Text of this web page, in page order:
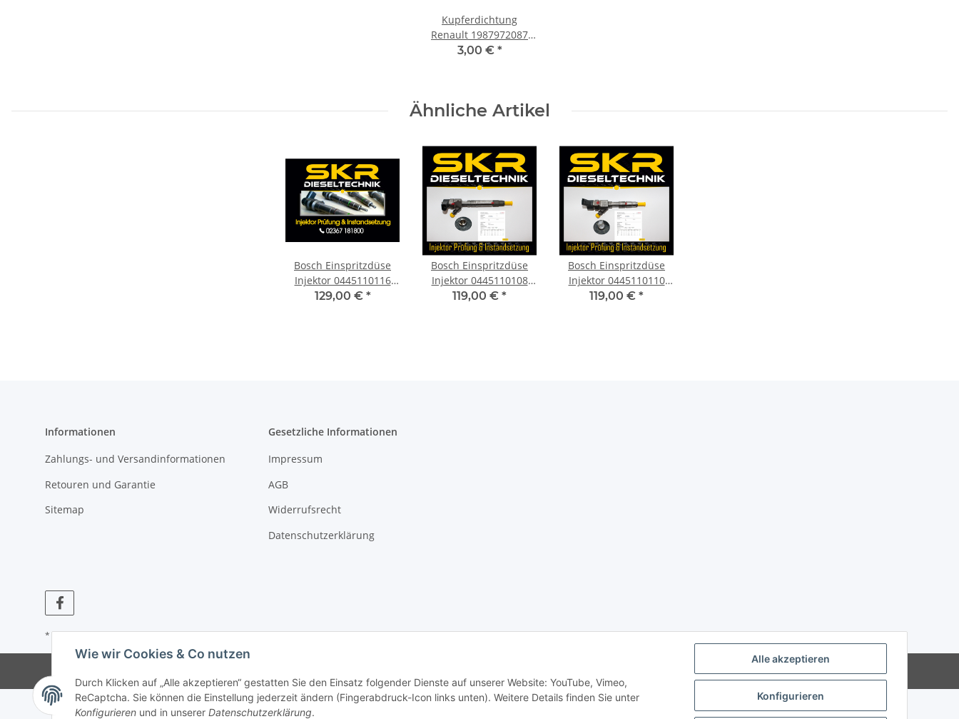
Alle akzeptieren
Konfigurieren
Wie wir Cookies & Co nutzen
Durch Klicken auf „Alle akzeptieren“ gestatten Sie den Einsatz folgender Dienste auf unserer Website: YouTube, Vimeo,
ReCaptcha. Sie können die Einstellung jederzeit ändern (Fingerabdruck-Icon links unten). Weitere Details finden Sie unter
Konfigurieren und in unserer Datenschutzerklärung.
Kupferdichtung
Renault 1987972087
7703062072 Dichtring
3,00 € *
Ähnliche Artikel
Bosch Einspritzdüse
Injektor 0445110116
Mercedes A-KLasse CDI
129,00 € *
Bosch Einspritzdüse
Injektor 0445110108
Mercedes A6110701487
119,00 € *
Bosch Einspritzdüse
Injektor 0445110110
Renault Laguna 1.9 dCi
119,00 € *
Informationen
Zahlungs- und Versandinformationen
Retouren und Garantie
Sitemap
Gesetzliche Informationen
Impressum
AGB
Widerrufsrecht
Datenschutzerklärung
* Alle Preise inkl. gesetzlicher USt., zzgl.Versand
Powered byJTL-Shop